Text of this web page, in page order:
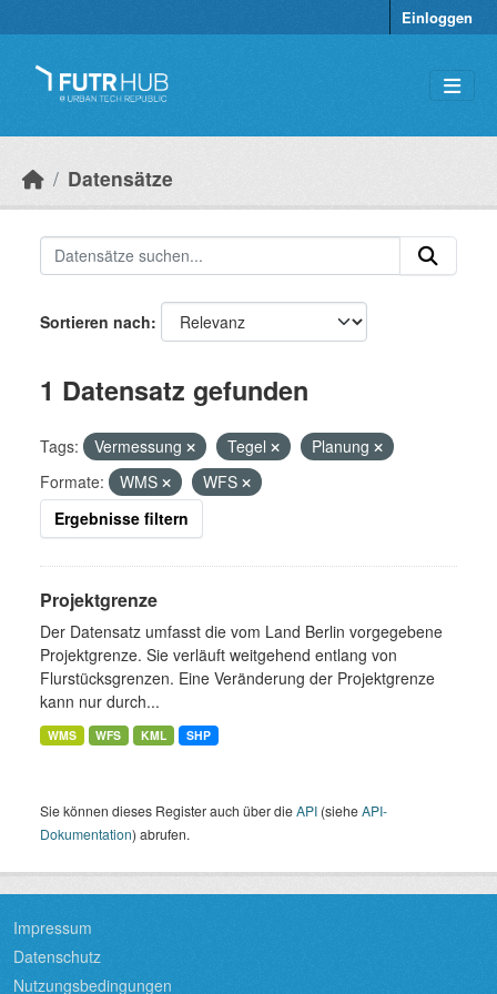
Einloggen
Datensätze
Sortieren nach
1 Datensatz gefunden
Tags: Vermessung Tegel
Planung
Formate:
WMS
WFS
Ergebnisse filtern
Projektgrenze
Der Datensatz umfasst die vom Land Berlin vorgegebene
Projektgrenze. Sie verläuft weitgehend entlang von
Flurstücksgrenzen. Eine Veränderung der Projektgrenze
kann nur durch...
WMS WFS KML SHP
Sie können dieses Register auch über dieAPI (sieheAPI-
Dokumentation) abrufen.
Impressum
Datenschutz
Nutzungsbedingungen